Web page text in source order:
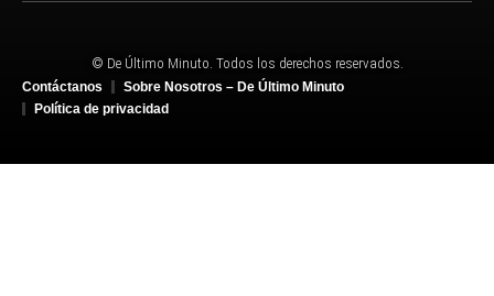
© De Último Minuto. Todos los derechos reservados.
Contáctanos
Sobre Nosotros – De Último Minuto
Política de privacidad